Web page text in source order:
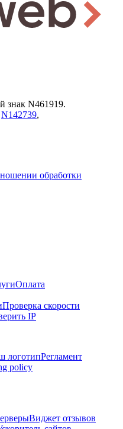
знак N461919.
N142739,
обработки
Оплата
Проверка скорости
IP
логотипРегламент
policy
Виджет отзывов